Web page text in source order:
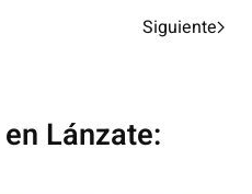
Siguiente
Lánzate: